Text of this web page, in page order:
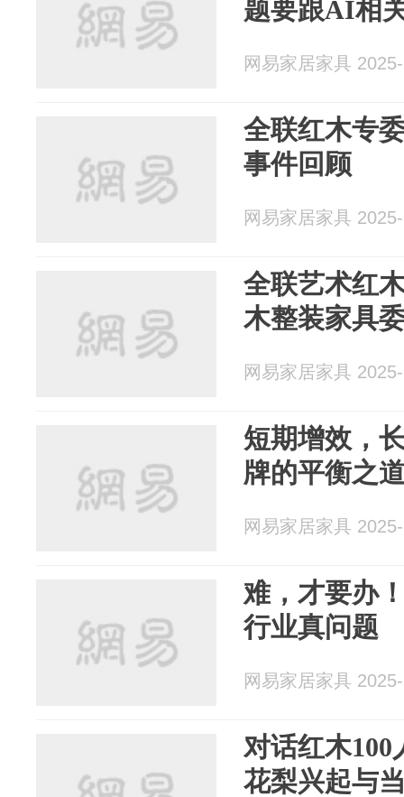
题要跟AI相
网易家居家具
全联红木专
事件回顾
网易家居家具
全联艺术红
木整装家具
网易家居家具
短期增效，
牌的平衡之
网易家居家具
难，才要办
行业真问题
网易家居家具
对话红木100
花梨兴起与